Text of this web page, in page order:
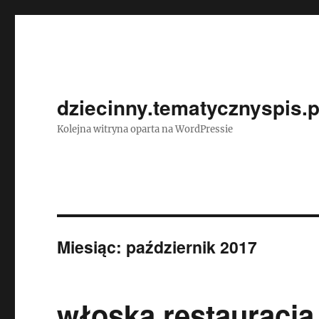
Kolejna witryna oparta na WordPressie
Miesiąc: październik 2017